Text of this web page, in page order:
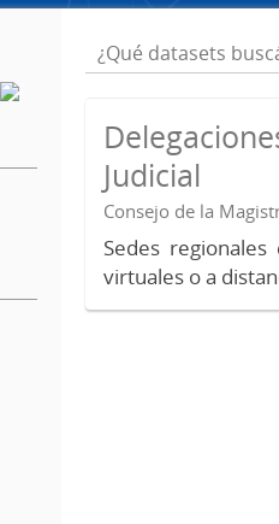
Judicial
Consejo de la
Sedes
virtuales o a